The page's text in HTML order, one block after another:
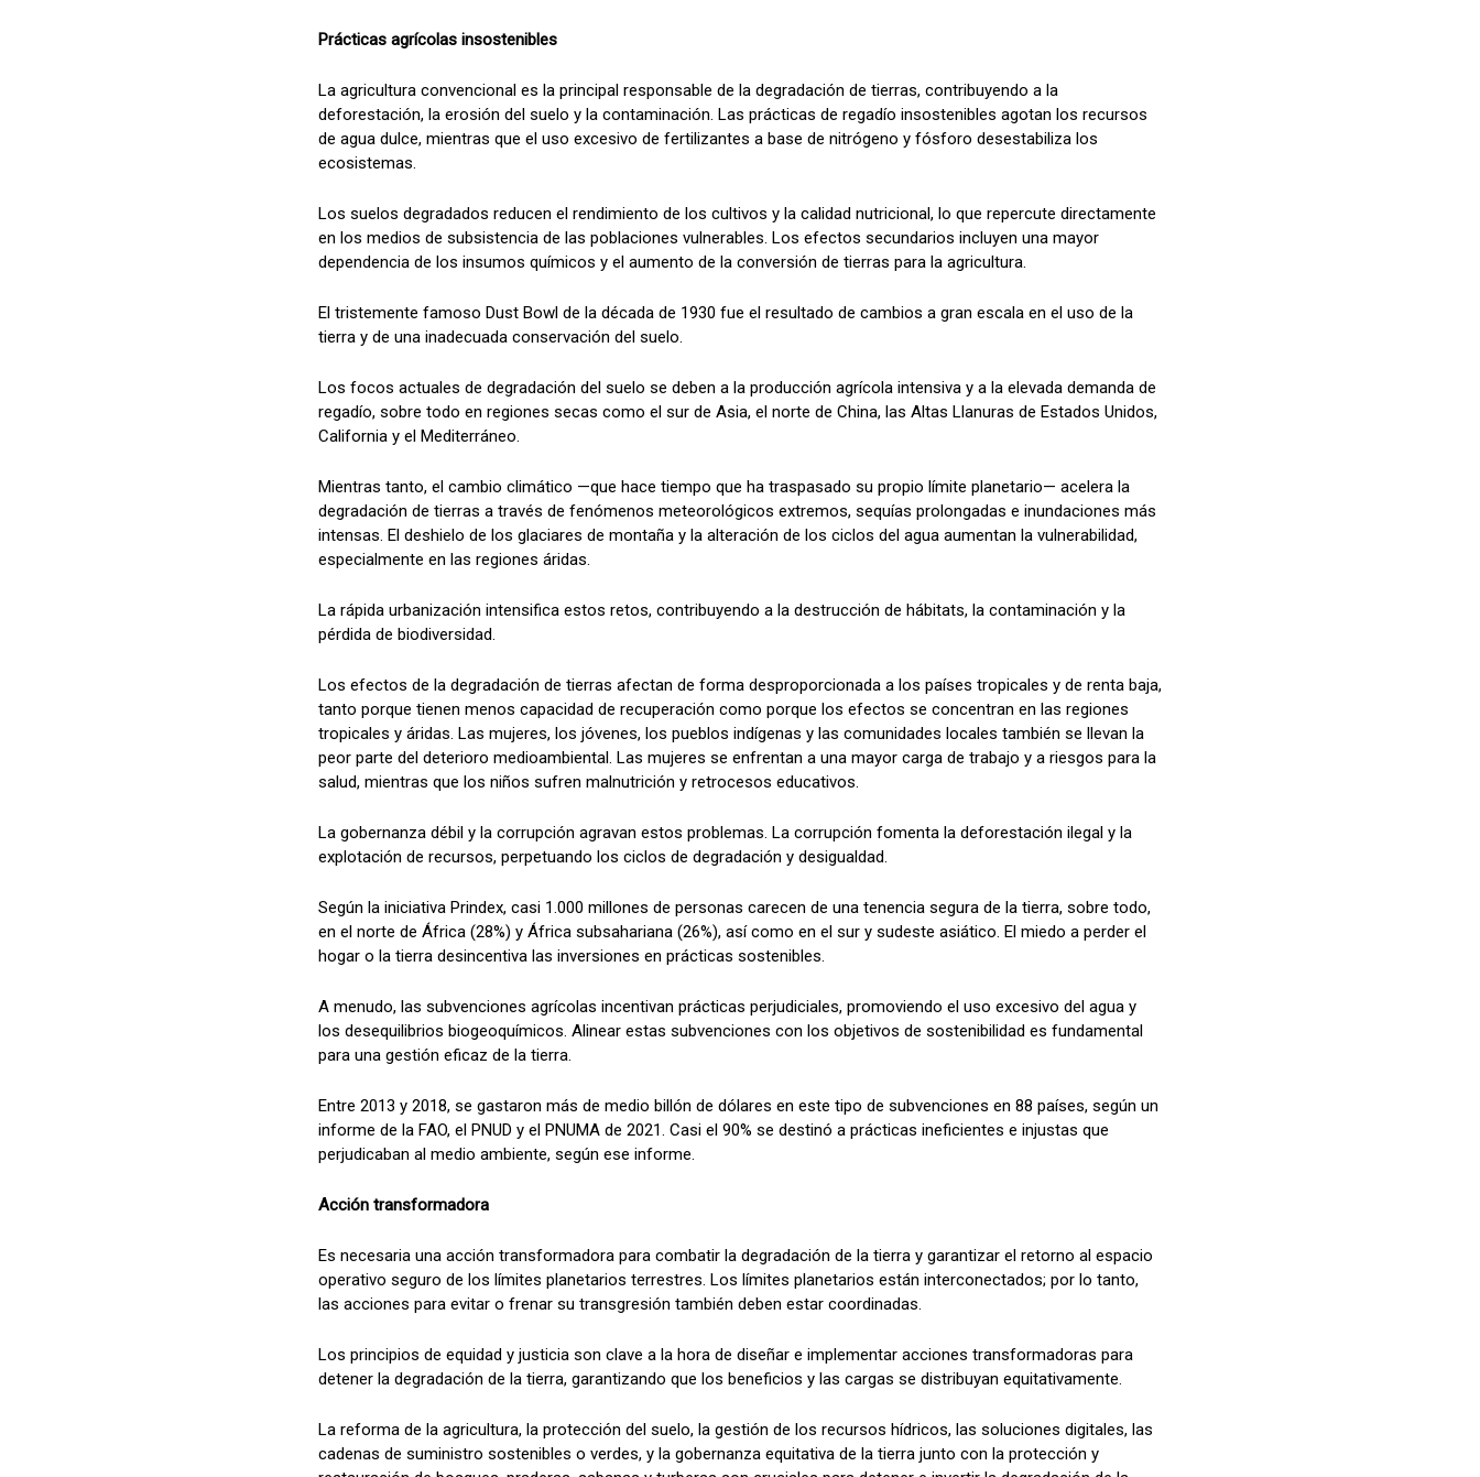
Prácticas agrícolas insostenibles
La agricultura convencional es la principal responsable de la degradación de tierras, contribuyendo a la
deforestación, la erosión del suelo y la contaminación. Las prácticas de regadío insostenibles agotan los recursos
de agua dulce, mientras que el uso excesivo de fertilizantes a base de nitrógeno y fósforo desestabiliza los
ecosistemas.
Los suelos degradados reducen el rendimiento de los cultivos y la calidad nutricional, lo que repercute directamente
en los medios de subsistencia de las poblaciones vulnerables. Los efectos secundarios incluyen una mayor
dependencia de los insumos químicos y el aumento de la conversión de tierras para la agricultura.
El tristemente famoso Dust Bowl de la década de 1930 fue el resultado de cambios a gran escala en el uso de la
tierra y de una inadecuada conservación del suelo.
Los focos actuales de degradación del suelo se deben a la producción agrícola intensiva y a la elevada demanda de
regadío, sobre todo en regiones secas como el sur de Asia, el norte de China, las Altas Llanuras de Estados Unidos,
California y el Mediterráneo.
Mientras tanto, el cambio climático —que hace tiempo que ha traspasado su propio límite planetario— acelera la
degradación de tierras a través de fenómenos meteorológicos extremos, sequías prolongadas e inundaciones más
intensas. El deshielo de los glaciares de montaña y la alteración de los ciclos del agua aumentan la vulnerabilidad,
especialmente en las regiones áridas.
La rápida urbanización intensifica estos retos, contribuyendo a la destrucción de hábitats, la contaminación y la
pérdida de biodiversidad.
Los efectos de la degradación de tierras afectan de forma desproporcionada a los países tropicales y de renta baja,
tanto porque tienen menos capacidad de recuperación como porque los efectos se concentran en las regiones
tropicales y áridas. Las mujeres, los jóvenes, los pueblos indígenas y las comunidades locales también se llevan la
peor parte del deterioro medioambiental. Las mujeres se enfrentan a una mayor carga de trabajo y a riesgos para la
salud, mientras que los niños sufren malnutrición y retrocesos educativos.
La gobernanza débil y la corrupción agravan estos problemas. La corrupción fomenta la deforestación ilegal y la
explotación de recursos, perpetuando los ciclos de degradación y desigualdad.
Según la iniciativa Prindex, casi 1.000 millones de personas carecen de una tenencia segura de la tierra, sobre todo,
en el norte de África (28%) y África subsahariana (26%), así como en el sur y sudeste asiático. El miedo a perder el
hogar o la tierra desincentiva las inversiones en prácticas sostenibles.
A menudo, las subvenciones agrícolas incentivan prácticas perjudiciales, promoviendo el uso excesivo del agua y
los desequilibrios biogeoquímicos. Alinear estas subvenciones con los objetivos de sostenibilidad es fundamental
para una gestión eficaz de la tierra.
Entre 2013 y 2018, se gastaron más de medio billón de dólares en este tipo de subvenciones en 88 países, según un
informe de la FAO, el PNUD y el PNUMA de 2021. Casi el 90% se destinó a prácticas ineficientes e injustas que
perjudicaban al medio ambiente, según ese informe.
Acción transformadora
Es necesaria una acción transformadora para combatir la degradación de la tierra y garantizar el retorno al espacio
operativo seguro de los límites planetarios terrestres. Los límites planetarios están interconectados; por lo tanto,
las acciones para evitar o frenar su transgresión también deben estar coordinadas.
Los principios de equidad y justicia son clave a la hora de diseñar e implementar acciones transformadoras para
detener la degradación de la tierra, garantizando que los beneficios y las cargas se distribuyan equitativamente.
La reforma de la agricultura, la protección del suelo, la gestión de los recursos hídricos, las soluciones digitales, las
cadenas de suministro sostenibles o verdes, y la gobernanza equitativa de la tierra junto con la protección y